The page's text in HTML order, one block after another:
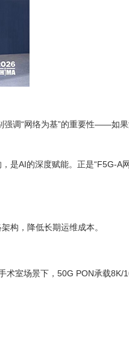
强调“网络为基”的重要性——如
是AI的深度赋能。正是“F5G-A
构，降低长期运维成本。
术室场景下，50G PON承载8K/